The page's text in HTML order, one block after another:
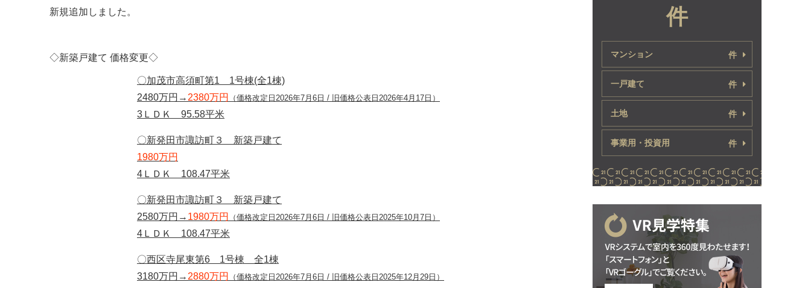
新規追加しました。
◇新築戸建て 価格変更◇
〇加茂市高須町第1 1号棟(全1棟)
2480万円→ 2380万円 （価格改定日2026年7月6日 / 旧価格公表日2026年4月17日）
3ＬＤＫ 95.58平米
〇新発田市諏訪町３ 新築戸建て
1980万円
4ＬＤＫ 108.47平米
〇新発田市諏訪町３ 新築戸建て
2580万円→ 1980万円 （価格改定日2026年7月6日 / 旧価格公表日2025年10月7日）
4ＬＤＫ 108.47平米
〇西区寺尾東第6 1号棟 全1棟
3180万円→ 2880万円 （価格改定日2026年7月6日 / 旧価格公表日2025年12月29日）
件
マンション 件
一戸建て 件
土地 件
事業用・投資用 件